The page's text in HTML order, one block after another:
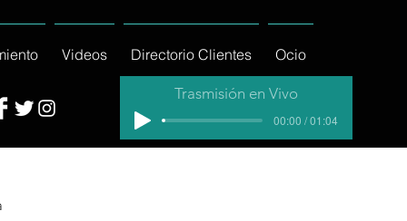
Videos Directorio Clientes Ocio
Trasmisión en Vivo
00:00 / 01:04